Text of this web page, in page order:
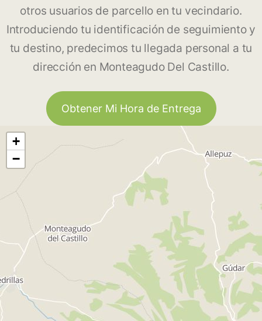
otros usuarios de parcello en tu vecindario.
Introduciendo tu identificación de seguimiento y
tu destino, predecimos tu llegada personal a tu
dirección en Monteagudo Del Castillo.
Obtener Mi Hora de Entrega
+
−